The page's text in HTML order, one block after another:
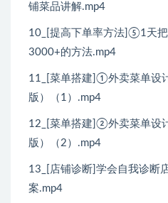
铺菜品讲解.mp4
10_[提高下单率方法]⑤1天把
3000+的方法.mp4
11_[菜单搭建]①外卖菜单设
版）（1）.mp4
12_[菜单搭建]②外卖菜单设
版）（2）.mp4
13_[店铺诊断]学会自我诊断
案.mp4